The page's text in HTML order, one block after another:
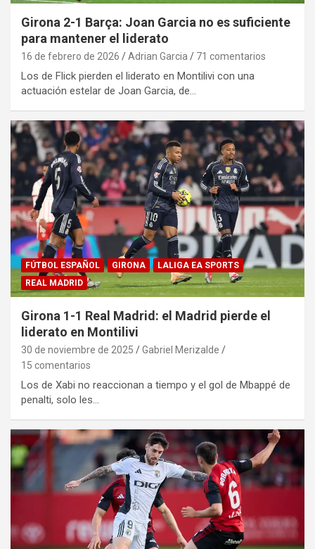
Girona 2-1 Barça: Joan Garcia no es suficiente
para mantener el liderato
16 de febrero de 2026 Adrian Garcia 71 comentarios
Los de Flick pierden el liderato en Montilivi con una
actuación estelar de Joan Garcia, de…
FÚTBOL ESPAÑOL GIRONA
LALIGA EA SPORTS
REAL MADRID
Girona 1-1 Real Madrid: el Madrid pierde el
liderato en Montilivi
30 de noviembre de 2025
Gabriel Merizalde
15 comentarios
Los de Xabi no reaccionan a tiempo y el gol de Mbappé de
penalti, solo les…